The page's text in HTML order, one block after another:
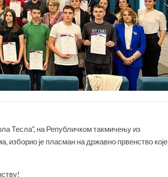
Тесла“, на Републичком такмичењу из
изборио је пласман на државно првенство које